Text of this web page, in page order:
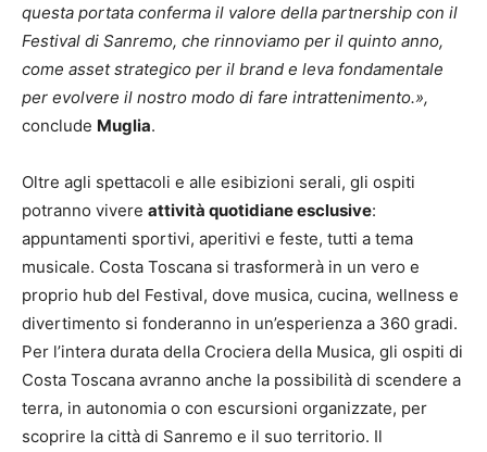
questa portata conferma il valore della partnership con il
Festival di Sanremo, che rinnoviamo per il quinto anno,
come asset strategico per il brand e leva fondamentale
per evolvere il nostro modo di fare intrattenimento.»,
conclude Muglia.
Oltre agli spettacoli e alle esibizioni serali, gli ospiti
potranno vivere attività quotidiane esclusive:
appuntamenti sportivi, aperitivi e feste, tutti a tema
musicale. Costa Toscana si trasformerà in un vero e
proprio hub del Festival, dove musica, cucina, wellness e
divertimento si fonderanno in un’esperienza a 360 gradi.
Per l’intera durata della Crociera della Musica, gli ospiti di
Costa Toscana avranno anche la possibilità di scendere a
terra, in autonomia o con escursioni organizzate, per
scoprire la città di Sanremo e il suo territorio. Il